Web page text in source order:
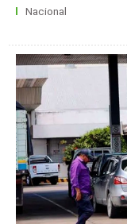
Nacional